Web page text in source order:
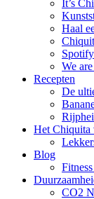
It’s
Haal
We
Recepten
De
Het Chiquita
Blog
CO2